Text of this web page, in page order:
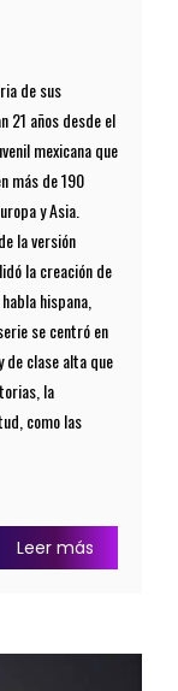
de sus
21 años desde el
mexicana que
más de 190
y Asia.
la versión
la creación de
hispana,
se centró en
de clase alta que
la
como las
Leer más